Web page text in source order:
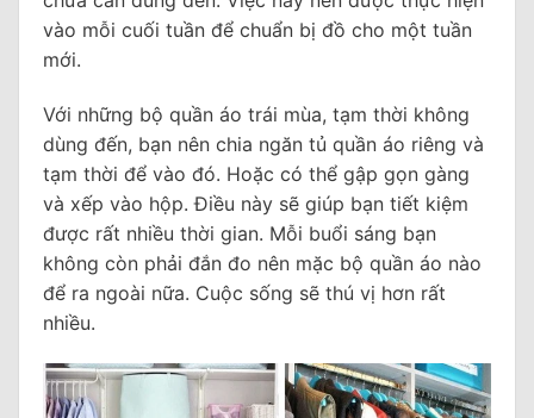
vào mỗi cuối tuần để chuẩn bị đồ cho một tuần
mới.
Với những bộ quần áo trái mùa, tạm thời không
dùng đến, bạn nên chia ngăn tủ quần áo riêng và
tạm thời để vào đó. Hoặc có thể gập gọn gàng
và xếp vào hộp. Điều này sẽ giúp bạn tiết kiệm
được rất nhiều thời gian. Mỗi buổi sáng bạn
không còn phải đắn đo nên mặc bộ quần áo nào
để ra ngoài nữa. Cuộc sống sẽ thú vị hơn rất
nhiều.